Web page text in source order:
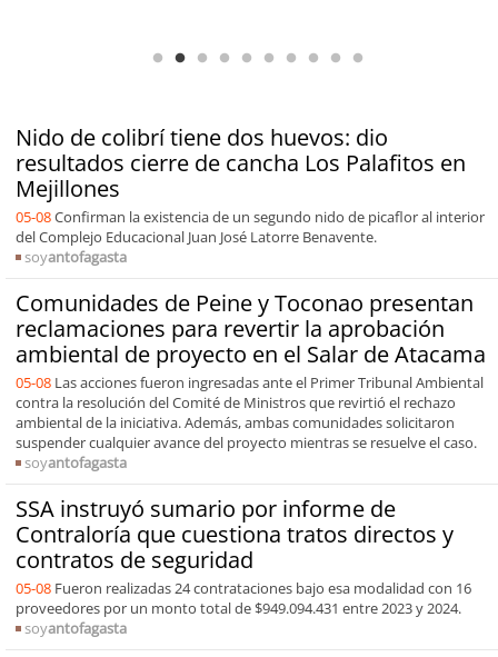
Nido de colibrí tiene dos huevos: dio
resultados cierre de cancha Los Palafitos en
Mejillones
05-08Confirman la existencia de un segundo nido de picaflor al interior
del Complejo Educacional Juan José Latorre Benavente.
soyantofagasta
Comunidades de Peine y Toconao presentan
reclamaciones para revertir la aprobación
ambiental de proyecto en el Salar de Atacama
05-08 Las acciones fueron ingresadas ante el Primer Tribunal Ambiental
contra la resolución del Comité de Ministros que revirtió el rechazo
ambiental de la iniciativa. Además, ambas comunidades solicitaron
suspender cualquier avance del proyecto mientras se resuelve el caso.
soyantofagasta
SSA instruyó sumario por informe de
Contraloría que cuestiona tratos directos y
contratos de seguridad
05-08 Fueron realizadas 24 contrataciones bajo esa modalidad con 16
proveedores por un monto total de $949.094.431 entre 2023 y 2024.
soyantofagasta